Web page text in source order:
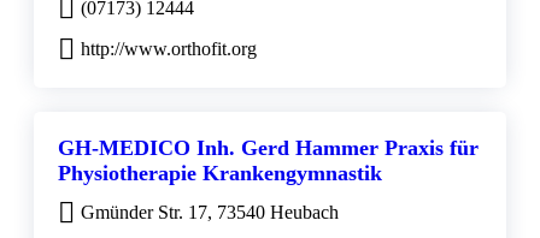
(07173) 12444
http://www.orthofit.org
GH-MEDICO Inh. Gerd Hammer Praxis für
Physiotherapie Krankengymnastik
Gmünder Str. 17, 73540 Heubach